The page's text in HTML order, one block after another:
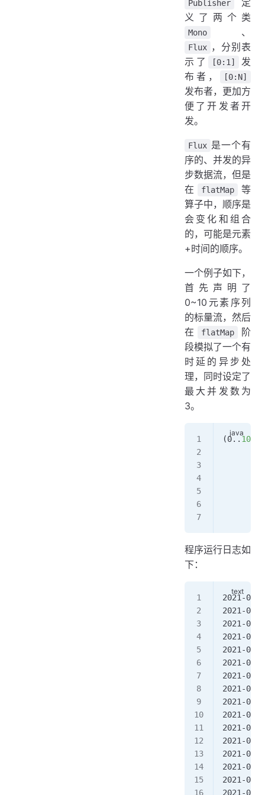
Publisher
义了两个类
Mono 、
Flux ，分别表
示了
[0:1]
发
布者，
[0:N]
发布者，更加方
便了开发者开
发。
Flux 是一个有
序的、并发的异
步数据流，但是
在
flatMap
等
算子中，顺序是
会变化和组合
的，可能是元素
+时间的顺序。
一个例子如下，
首先声明了
0~10元素序列
的标量流，然后
在
flatMap
阶
段模拟了一个有
时延的异步处
理，同时设定了
最大并发数为
3。
(0..10
程序运行日志如
下：
2021-
2021-
2021-
2021-
2021-
2021-
2021-
2021-
2021-
2021-
2021-
2021-
2021-
2021-
2021-
2021-